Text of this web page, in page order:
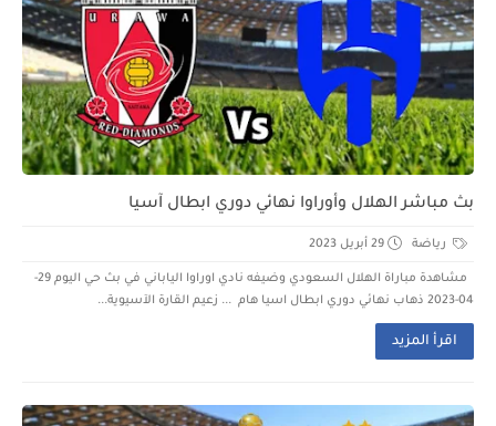
بث مباشر الهلال وأوراوا نهائي دوري ابطال آسيا
رياضة 29 أبريل 2023
مشاهدة مباراة الهلال السعودي وضيفه نادي اوراوا الياباني في بث حي اليوم 29-
04-2023 ذهاب نهائي دوري ابطال اسيا هام ... زعيم القارة الآسيوية...
اقرأ المزيد